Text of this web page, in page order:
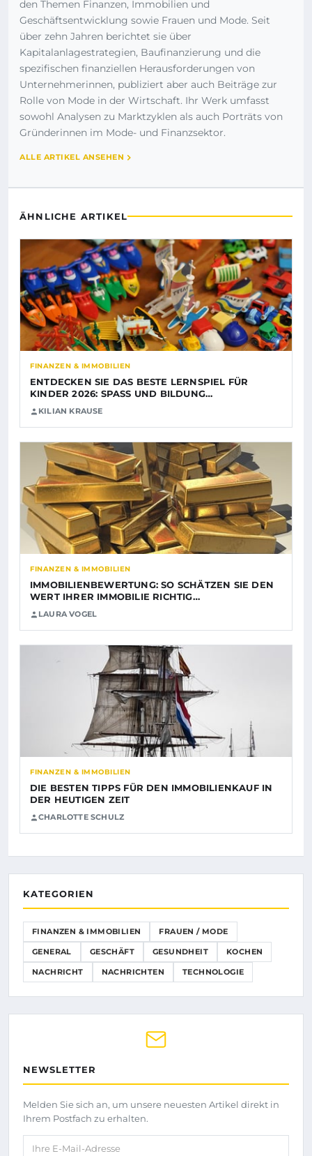
den Themen Finanzen, Immobilien und
Geschäftsentwicklung sowie Frauen und Mode. Seit
über zehn Jahren berichtet sie über
Kapitalanlagestrategien, Baufinanzierung und die
spezifischen finanziellen Herausforderungen von
Unternehmerinnen, publiziert aber auch Beiträge zur
Rolle von Mode in der Wirtschaft. Ihr Werk umfasst
sowohl Analysen zu Marktzyklen als auch Porträts von
Gründerinnen im Mode- und Finanzsektor.
ALLE ARTIKEL ANSEHEN
ÄHNLICHE ARTIKEL
FINANZEN & IMMOBILIEN
ENTDECKEN SIE DAS BESTE LERNSPIEL FÜR
KINDER 2026: SPASS UND BILDUNG…
KILIAN KRAUSE
FINANZEN & IMMOBILIEN
IMMOBILIENBEWERTUNG: SO SCHÄTZEN SIE DEN
WERT IHRER IMMOBILIE RICHTIG…
LAURA VOGEL
FINANZEN & IMMOBILIEN
DIE BESTEN TIPPS FÜR DEN IMMOBILIENKAUF IN
DER HEUTIGEN ZEIT
CHARLOTTE SCHULZ
KATEGORIEN
FINANZEN & IMMOBILIEN FRAUEN / MODE
GENERAL GESCHÄFT GESUNDHEIT KOCHEN
NACHRICHT NACHRICHTEN TECHNOLOGIE
NEWSLETTER
Melden Sie sich an, um unsere neuesten Artikel direkt in
Ihrem Postfach zu erhalten.
Ihre E-Mail-Adresse